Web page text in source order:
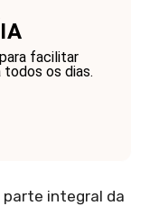
facilitar
todos os dias.
parte integral da